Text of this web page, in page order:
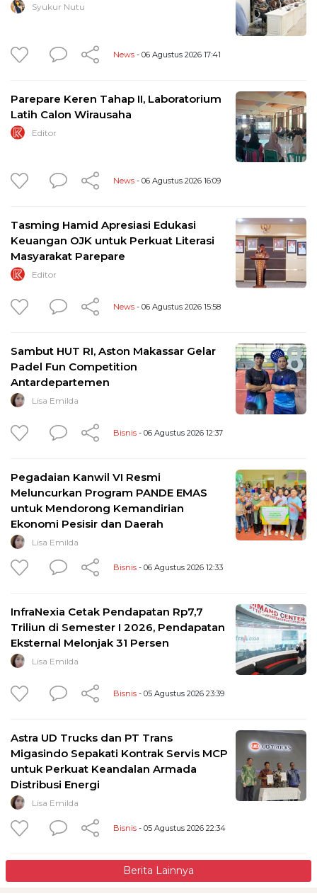
Syukur Nutu
News - 06 Agustus 2026 17:41
Parepare Keren Tahap II, Laboratorium
Latih Calon Wirausaha
Editor
News - 06 Agustus 2026 16:09
Tasming Hamid Apresiasi Edukasi
Keuangan OJK untuk Perkuat Literasi
Masyarakat Parepare
Editor
News - 06 Agustus 2026 15:58
Sambut HUT RI, Aston Makassar Gelar
Padel Fun Competition
Antardepartemen
Lisa Emilda
Bisnis - 06 Agustus 2026 12:37
Pegadaian Kanwil VI Resmi
Meluncurkan Program PANDE EMAS
untuk Mendorong Kemandirian
Ekonomi Pesisir dan Daerah
Lisa Emilda
Bisnis - 06 Agustus 2026 12:33
InfraNexia Cetak Pendapatan Rp7,7
Triliun di Semester I 2026, Pendapatan
Eksternal Melonjak 31 Persen
Lisa Emilda
Bisnis - 05 Agustus 2026 23:39
Astra UD Trucks dan PT Trans
Migasindo Sepakati Kontrak Servis MCP
untuk Perkuat Keandalan Armada
Distribusi Energi
Lisa Emilda
Bisnis - 05 Agustus 2026 22:34
Berita Lainnya